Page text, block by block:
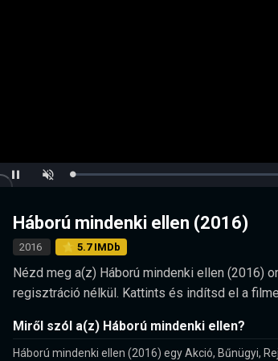
Pause UnmuteLoaded:
Háború mindenki ellen (2016)
2016 ⭐ 5.7 IMDb
Nézd meg a(z) Háború mindenki ellen (2016)
regisztráció nélkül. Kattints és indítsd el a
Miről szól a(z) Háború mindenki ellen?
Háború mindenki ellen (2016) egy Akció, Bűnügyi,